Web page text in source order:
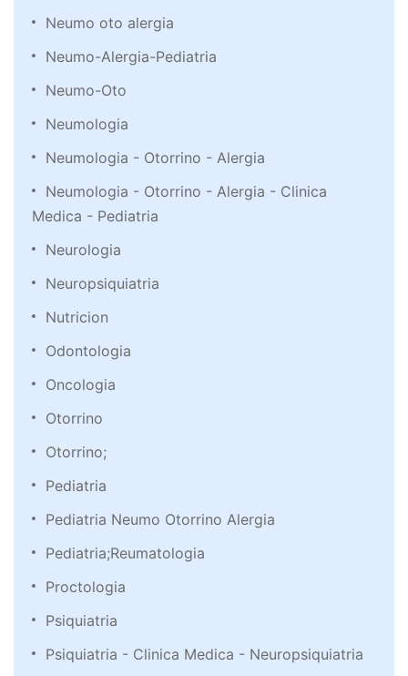
Neumo oto alergia
Neumo-Alergia-Pediatria
Neumo-Oto
Neumologia
Neumologia - Otorrino - Alergia
Neumologia - Otorrino - Alergia - Clinica
Medica - Pediatria
Neurologia
Neuropsiquiatria
Nutricion
Odontologia
Oncologia
Otorrino
Otorrino;
Pediatria
Pediatria Neumo Otorrino Alergia
Pediatria;Reumatologia
Proctologia
Psiquiatria
Psiquiatria - Clinica Medica - Neuropsiquiatria